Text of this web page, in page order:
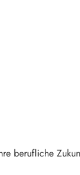
berufliche